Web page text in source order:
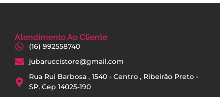
Atendimento Ao Cliente
(16) 992558740
jubaruccistore@gmail.com
Rua Rui Barbosa , 1540 - Centro , Ribeirão Preto -
SP, Cep 14025-190